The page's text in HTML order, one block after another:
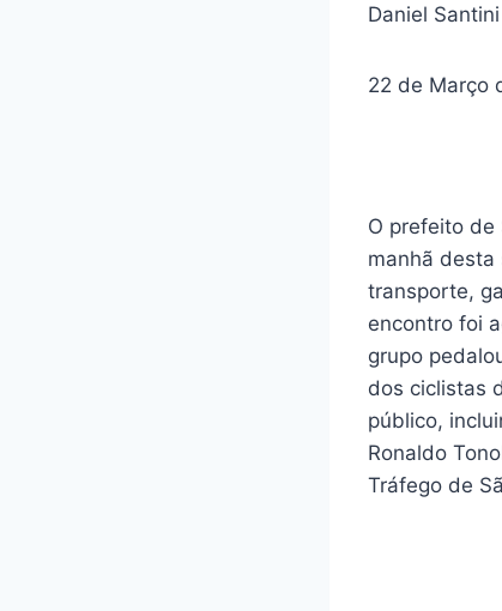
Daniel Santini
22 de Março
O prefeito de
manhã
transporte,
encontro foi
grupo
dos ciclistas
público,
Ronaldo
Tráfego de